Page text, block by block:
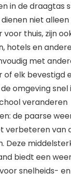
in de draagtas
niet alleen
thuis, zijn
hotels en
met
of elk bevestigd
omgeving snel
veranderen
de paarse
verbeteren van
Deze
biedt een
snelheids- en